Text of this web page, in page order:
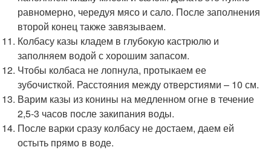
равномерно, чередуя мясо и сало. После заполнения
второй конец также завязываем.
Колбасу казы кладем в глубокую кастрюлю и
заполняем водой с хорошим запасом.
Чтобы колбаса не лопнула, протыкаем ее
зубочисткой. Расстояния между отверстиями – 10 см.
Варим казы из конины на медленном огне в течение
2,5-3 часов после закипания воды.
После варки сразу колбасу не достаем, даем ей
остыть прямо в воде.